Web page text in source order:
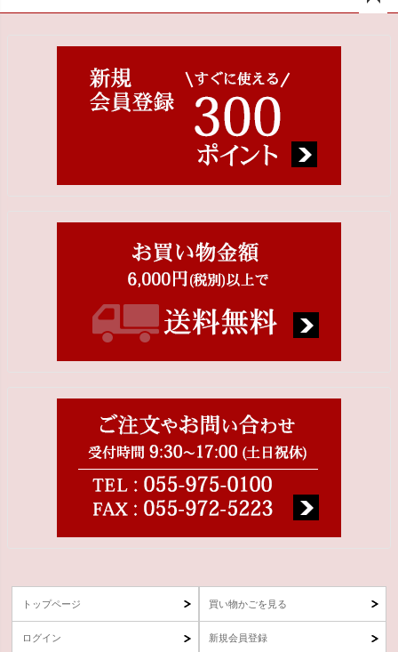
トップページ 買い物かごを見る
ログイン 新規会員登録